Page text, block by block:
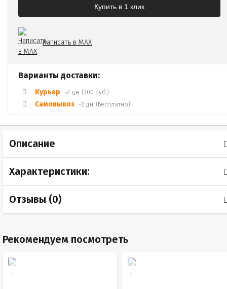
Купить в 1 клик
Написать в MAX
Варианты доставки:
Курьер ~2 дн. (300 руб.)
Самовывоз ~2 дн. (Бесплатно)
Описание
Характеристики:
Отзывы (0)
Рекомендуем посмотреть